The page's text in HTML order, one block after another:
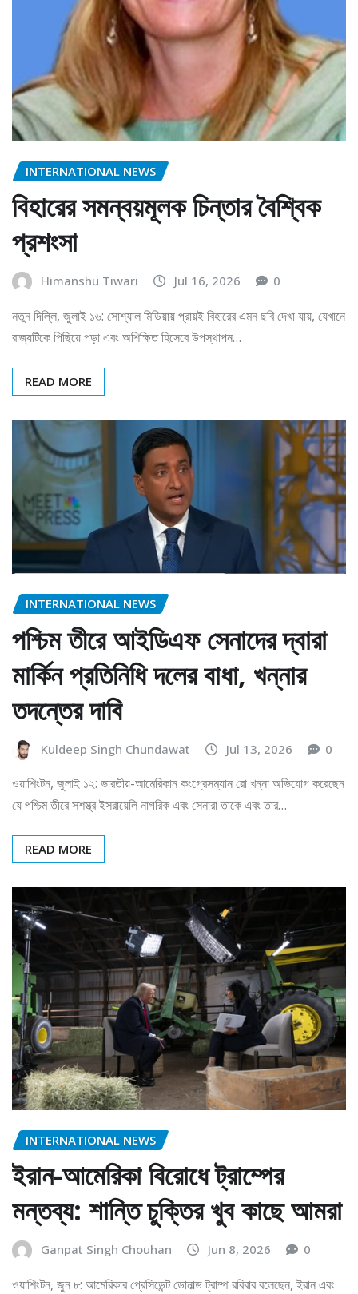
INTERNATIONAL NEWS
বিহারের সমন্বয়মূলক চিন্তার বৈশ্বিক
প্রশংসা
Himanshu Tiwari Jul 16, 2026 0
নতুন দিল্লি, জুলাই ১৬: সোশ্যাল মিডিয়ায় প্রায়ই বিহারের এমন ছবি দেখা যায়, যেখানে
রাজ্যটিকে পিছিয়ে পড়া এবং অশিক্ষিত হিসেবে উপস্থাপন…
READ MORE
INTERNATIONAL NEWS
পশ্চিম তীরে আইডিএফ সেনাদের দ্বারা
মার্কিন প্রতিনিধি দলের বাধা, খন্নার
তদন্তের দাবি
Kuldeep Singh Chundawat Jul 13, 2026 0
ওয়াশিংটন, জুলাই ১২: ভারতীয়-আমেরিকান কংগ্রেসম্যান রো খন্না অভিযোগ করেছেন
যে পশ্চিম তীরে সশস্ত্র ইসরায়েলি নাগরিক এবং সেনারা তাকে এবং তার…
READ MORE
INTERNATIONAL NEWS
ইরান-আমেরিকা বিরোধে ট্রাম্পের
মন্তব্য: শান্তি চুক্তির খুব কাছে আমরা
Ganpat Singh Chouhan Jun 8, 2026 0
ওয়াশিংটন, জুন ৮: আমেরিকার প্রেসিডেন্ট ডোনাল্ড ট্রাম্প রবিবার বলেছেন, ইরান এবং